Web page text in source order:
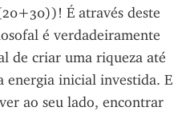
É através deste
é verdadeiramente
de criar uma riqueza até
energia inicial investida. E
ao seu lado, encontrar